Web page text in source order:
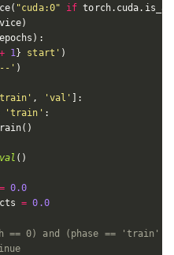
( "cuda:0" if torch. cuda.
)
epochs ) :
+ 1} start' )
' )
, 'val'
:
'train' :
( )
( )
= 0.0
= 0.0
== 0) and (phase == 'train'):